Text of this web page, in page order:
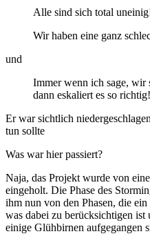
Alle sind sich total
Wir haben eine ganz
und
Immer wenn ich sage, wir
dann eskaliert es so richtig!
Er war sichtlich
tun sollte
Was war hier passiert?
Naja, das Projekt wurde von
eingeholt. Die Phase des
ihm nun von den Phasen, die
was dabei zu berücksichtigen ist
einige Glühbirnen aufgegangen